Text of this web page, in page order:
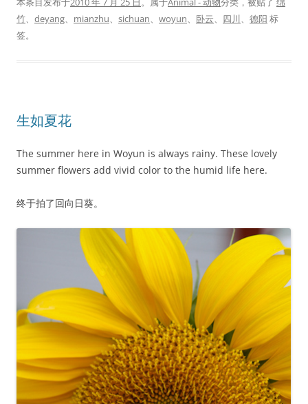
竹、 deyang、 mianzhu、 sichuan、 woyun、 卧云、 四川、 德阳 标
签。
生如夏花
The summer here in Woyun is always rainy. These lovely
summer flowers add vivid color to the humid life here.
终于拍了回向日葵。